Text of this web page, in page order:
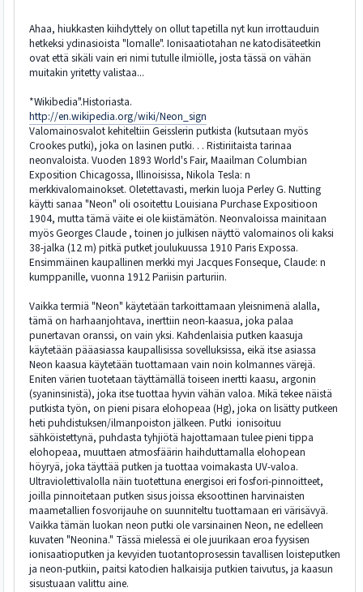
Ahaa, hiukkasten kiihdyttely on ollut tapetilla nyt kun irrottauduin
hetkeksi ydinasioista "lomalle". Ionisaatiotahan ne katodisäteetkin
ovat että sikäli vain eri nimi tutulle ilmiölle, josta tässä on vähän
muitakin yritetty valistaa...
*Wikibedia".Historiasta.
http://en.wikipedia.org/wiki/Neon_sign
Valomainosvalot kehiteltiin Geisslerin putkista (kutsutaan myös
Crookes putki), joka on lasinen putki. . . Ristiriitaista tarinaa
neonvaloista. Vuoden 1893 World's Fair, Maailman Columbian
Exposition Chicagossa, Illinoisissa, Nikola Tesla: n
merkkivalomainokset. Oletettavasti, merkin luoja Perley G. Nutting
käytti sanaa "Neon" oli osoitettu Louisiana Purchase Expositioon
1904, mutta tämä väite ei ole kiistämätön. Neonvaloissa mainitaan
myös Georges Claude , toinen jo julkisen näyttö valomainos oli kaksi
38-jalka (12 m) pitkä putket joulukuussa 1910 Paris Expossa.
Ensimmäinen kaupallinen merkki myi Jacques Fonseque, Claude: n
kumppanille, vuonna 1912 Pariisin parturiin.
Vaikka termiä "Neon" käytetään tarkoittamaan yleisnimenä alalla,
tämä on harhaanjohtava, inerttiin neon-kaasua, joka palaa
punertavan oranssi, on vain yksi. Kahdenlaisia putken kaasuja
käytetään pääasiassa kaupallisissa sovelluksissa, eikä itse asiassa
Neon kaasua käytetään tuottamaan vain noin kolmannes värejä.
Eniten värien tuotetaan täyttämällä toiseen inertti kaasu, argonin
(syaninsinistä), joka itse tuottaa hyvin vähän valoa. Mikä tekee näistä
putkista työn, on pieni pisara elohopeaa (Hg), joka on lisätty putkeen
heti puhdistuksen/ilmanpoiston jälkeen. Putki ionisoituu
sähköistettynä, puhdasta tyhjiötä hajottamaan tulee pieni tippa
elohopeaa, muuttaen atmosfäärin haihduttamalla elohopean
höyryä, joka täyttää putken ja tuottaa voimakasta UV-valoa.
Ultraviolettivalolla näin tuotettuna energisoi eri fosfori-pinnoitteet,
joilla pinnoitetaan putken sisus joissa eksoottinen harvinaisten
maametallien fosvorijauhe on suunniteltu tuottamaan eri värisävyä.
Vaikka tämän luokan neon putki ole varsinainen Neon, ne edelleen
kuvaten "Neonina." Tässä mielessä ei ole juurikaan eroa fyysisen
ionisaatioputken ja kevyiden tuotantoprosessin tavallisen loisteputken
ja neon-putkiin, paitsi katodien halkaisija putkien taivutus, ja kaasun
sisustuaan valittu aine.